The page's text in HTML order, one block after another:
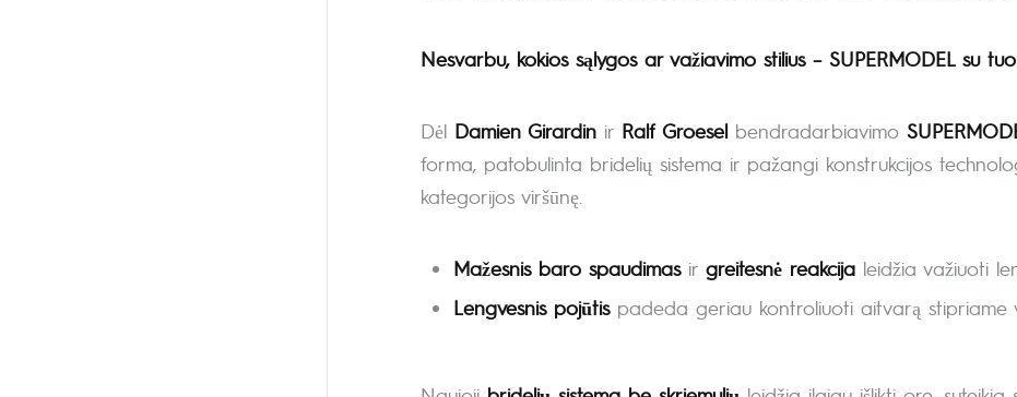
Nesvarbu, kokios sąlygos ar važiavimo stilius – SUPERMODEL su
Dėl Damien Girardin ir Ralf Groeselbendradarbiavimo
forma, patobulinta bridelių sistema ir pažangi konstrukcijos
kategorijos viršūnę.
Mažesnis baro spaudimasir greitesnė reakcija leidžia važiuoti
Lengvesnis pojūtispadeda geriau kontroliuoti aitvarą stipriame